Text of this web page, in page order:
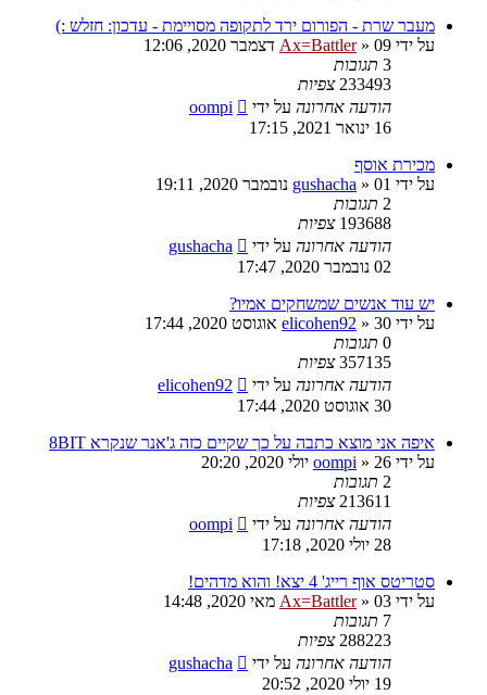
מעבר שרת - הפורום ירד לתקופה מסויימת - עדכון: חזלש :)
על ידי
Ax=Battler» 09 דצמבר 2020, 12:06
3 תגובות
233493 צפיות
הודעה אחרונה על ידי
oompi
16 ינואר 2021, 17:15
מכירת אוסף
על ידי
gushacha » 01 נובמבר 2020, 19:11
2 תגובות
193688 צפיות
הודעה אחרונה על ידי
gushacha
02 נובמבר 2020, 17:47
יש עוד אנשים שמשחקים אמיו?
על ידי
elicohen92 » 30 אוגוסט 2020, 17:44
0 תגובות
357135 צפיות
הודעה אחרונה על ידי
elicohen92
30 אוגוסט 2020, 17:44
איפה אני מוצא כתבה על כך שקיים כזה ג'אנר שנקרא 8BIT
על ידי
oompi » 26 יולי 2020, 20:20
2 תגובות
213611 צפיות
הודעה אחרונה על ידי
oompi
28 יולי 2020, 17:18
סטריטס אוף רייג' 4 יצא! והוא מדהים!
על ידי
Ax=Battler» 03 מאי 2020, 14:48
7 תגובות
288223 צפיות
הודעה אחרונה על ידי
gushacha
19 יולי 2020, 20:52